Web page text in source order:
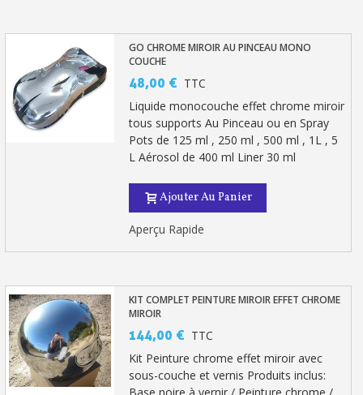
Livraison sous 24 h en France Métropolitaine
Retour produits sous 14 jours
Réduction de 5€ sur la première commande
10€ de bon d'achat pour chaque parrainage
GO CHROME MIROIR AU PINCEAU MONO
COUCHE
48,00 € TTC
Liquide monocouche effet chrome miroir
tous supports Au Pinceau ou en Spray
Pots de 125 ml , 250 ml , 500 ml , 1L , 5
L Aérosol de 400 ml Liner 30 ml
Ajouter Au Panier
Aperçu Rapide
KIT COMPLET PEINTURE MIROIR EFFET CHROME
MIROIR
144,00 € TTC
Kit Peinture chrome effet miroir avec
sous-couche et vernis Produits inclus: